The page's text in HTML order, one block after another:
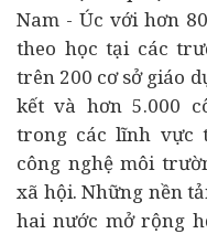
Nam - Úc với hơn
theo học tại các
trên 200 cơ sở giáo
kết và hơn 5.000
trong các lĩnh vực
công nghệ môi
xã hội. Những nền
hai nước mở rộng